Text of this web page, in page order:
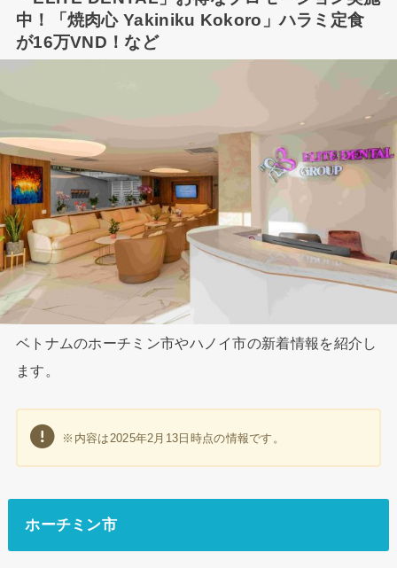
中！「焼肉心 Yakiniku Kokoro」ハラミ定食
が16万VND！など
ベトナムのホーチミン市やハノイ市の新着情報を紹介し
ます。
※内容は2025年2月13日時点の情報です。
ホーチミン市